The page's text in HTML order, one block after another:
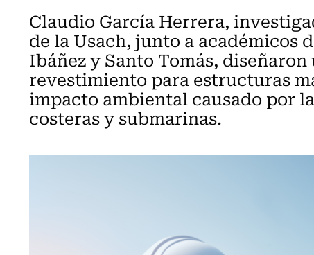
Claudio García Herrera,
de la Usach, junto a académicos
Ibáñez y Santo Tomás,
revestimiento para estructuras
impacto ambiental causado por
costeras y submarinas.